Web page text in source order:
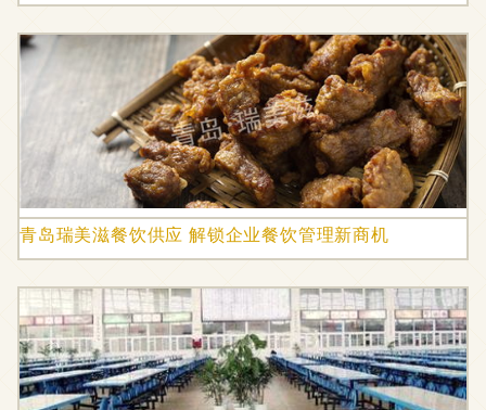
青岛瑞美滋餐饮供应 解锁企业餐饮管理新商机